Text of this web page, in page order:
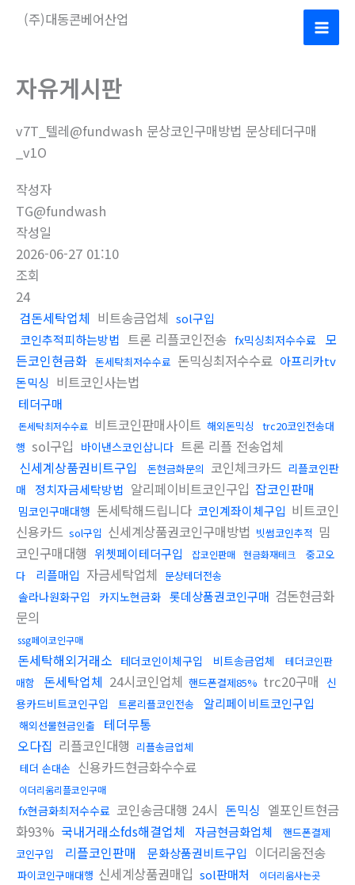
(주)대동콘베어산업
Main
자유게시판
v7T_텔레@fundwash 문상코인구매방법 문상테더구매
_v1O
작성자
TG@fundwash
작성일
2026-06-27 01:10
조회
24
검돈세탁업체 비트송금업체 sol구입
코인추적피하는방법 트론 리플코인전송 fx믹싱최저수수료
모
든코인현금화 돈세탁최저수수료 돈믹싱최저수수료 아프리카tv
돈믹싱 비트코인사는법
테더구매
돈세탁최저수수료 비트코인판매사이트 해외돈믹싱
trc20코인전송대
행 sol구입 바이낸스코인삽니다 트론 리플 전송업체
신세계상품권비트구입
돈현금화문의 코인체크카드 리플코인판
매
정치자금세탁방법 알리페이비트코인구입 잡코인판매
밈코인구매대행 돈세탁해드립니다 코인계좌이체구입 비트코인
신용카드 sol구입 신세계상품권코인구매방법 빗썸코인추적 밈
코인구매대행 위쳇페이테더구입 잡코인판매 현금화재테크
중고오
다
리플매입 자금세탁업체 문상테더전송
솔라나원화구입 카지노현금화 롯데상품권코인구매 검돈현금화
문의
ssg페이코인구매
돈세탁해외거래소 테더코인이체구입 비트송금업체
테더코인판
매함
돈세탁업체 24시코인업체 핸드폰결제85% trc20구매 신
용카드비트코인구입
트론리플코인전송 알리페이비트코인구입
해외선물현금인출
테더무통
오다집 리플코인대행 리플송금업체
테더 손대손 신용카드현금화수수료
이더리움리플코인구매
fx현금화최저수수료 코인송금대행 24시 돈믹싱 엘포인트현금
화93% 국내거래소fds해결업체 자금현금화업체
핸드폰결제
코인구입
리플코인판매 문화상품권비트구입 이더리움전송
파이코인구매대행 신세계상품권매입 sol판매처 이더리움사는곳